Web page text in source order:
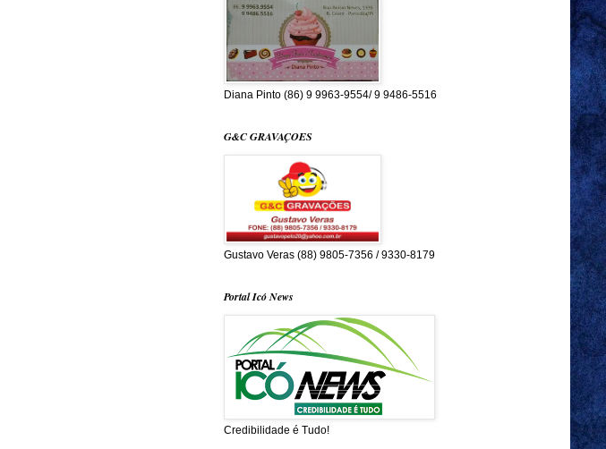
Diana Pinto (86) 9 9963-9554/ 9 9486-5516
G&C GRAVAÇOES
Gustavo Veras (88) 9805-7356 / 9330-8179
Portal Icó News
Credibilidade é Tudo!